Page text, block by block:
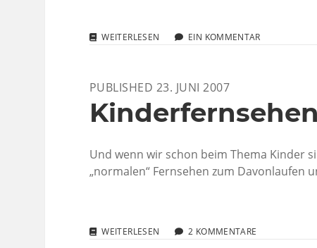
WEITERLESEN WIRELESS
KM
EIN KOMMENTAR
PUBLISHED 23. JUNI 2007
Und wenn wir schon beim Thema Kinder
„normalen“ Fernsehen zum
WEITERLESEN KINDERFERNSEHEN
2 KOMMENTARE